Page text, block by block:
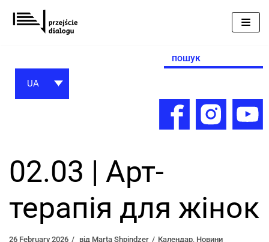
Перейти
до
Search
for:
UA
02.03 | Арт-
терапія для жінок
26 February 2026 від Marta Shpindzer Календар Новини